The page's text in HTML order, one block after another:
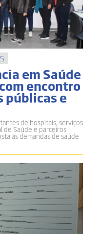
em Saúde
encontro
públicas e
de hospitais, serviços
de Saúde e parceiros
às demandas de saúde